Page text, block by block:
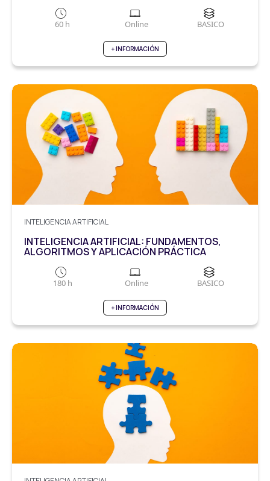
60 h Online BASICO
+ INFORMACIÓN
INTELIGENCIA ARTIFICIAL
INTELIGENCIA ARTIFICIAL: FUNDAMENTOS,
ALGORITMOS Y APLICACIÓN PRÁCTICA
180 h Online BASICO
+ INFORMACIÓN